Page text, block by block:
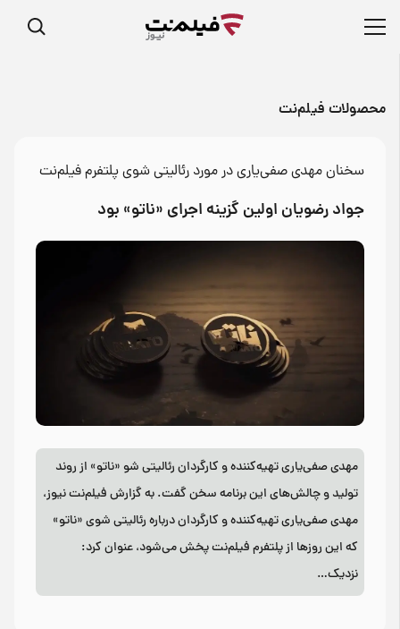
محصولات فیلم‌نت
سخنان مهدی صفی‌یاری در مورد رئالیتی شوی پلتفرم فیلم‌نت
جواد رضویان اولین گزینه اجرای «ناتو» بود
مهدی صفی‌یاری تهیه‌کننده و کارگردان رئالیتی شو «ناتو» از روند
تولید و چالش‌های این برنامه سخن گفت. به گزارش فیلم‌نت نیوز،
مهدی صفی‌یاری تهیه‌کننده و کارگردان درباره رئالیتی شوی «ناتو»
که این روزها از پلتفرم فیلم‌نت پخش می‌شود، عنوان کرد:
نزدیک…